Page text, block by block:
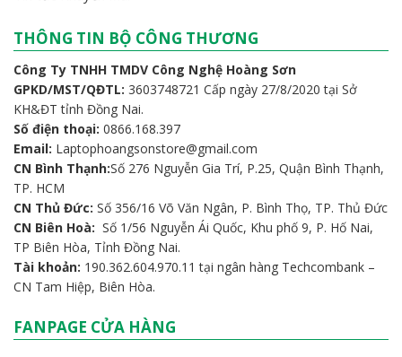
THÔNG TIN BỘ CÔNG THƯƠNG
Công Ty TNHH TMDV Công Nghệ Hoàng Sơn
GPKD/MST/QĐTL: 3603748721 Cấp ngày 27/8/2020 tại Sở
KH&ĐT tỉnh Đồng Nai.
Số điện thoại: 0866.168.397
Email: Laptophoangsonstore@gmail.com
CN Bình Thạnh:Số 276 Nguyễn Gia Trí, P.25, Quận Bình Thạnh,
TP. HCM
CN Thủ Đức: Số 356/16 Võ Văn Ngân, P. Bình Thọ, TP. Thủ Đức
CN Biên Hoà: Số 1/56 Nguyễn Ái Quốc, Khu phố 9, P. Hố Nai,
TP Biên Hòa, Tỉnh Đồng Nai.
Tài khoản: 190.362.604.970.11 tại ngân hàng Techcombank –
CN Tam Hiệp, Biên Hòa.
FANPAGE CỬA HÀNG